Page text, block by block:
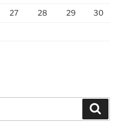
27 28 29 30